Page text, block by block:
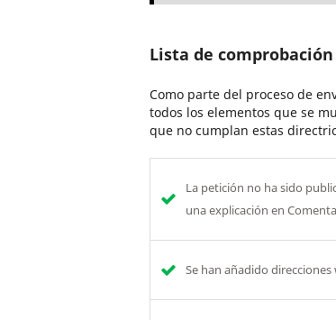
Lista de
Como parte del proceso de
todos los elementos que se
que no cumplan estas
La petición no ha sido
una explicación en
Se han añadido